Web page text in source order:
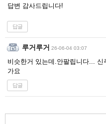
답변 감사드립니다!
답글
루거루거 26-06-04 03:07
비슷한거 있는데.안팔립니다...
가요
답글